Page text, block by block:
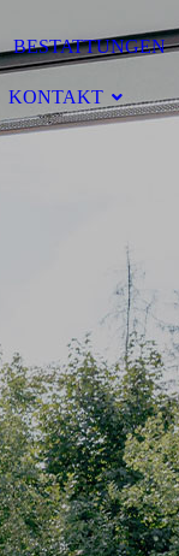
BESTATTUNGEN
KONTAKT